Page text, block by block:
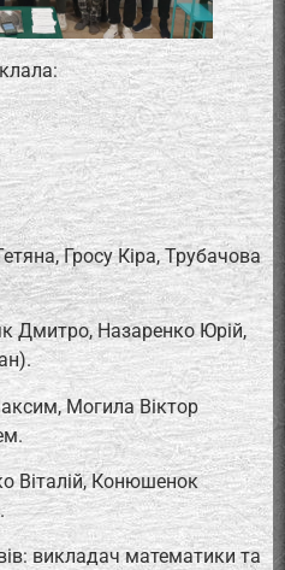
Гросу Кіра, Трубачова
Дмитро, Назаренко Юрій,
Могила Віктор
Віталій, Конюшенок
викладач математики та